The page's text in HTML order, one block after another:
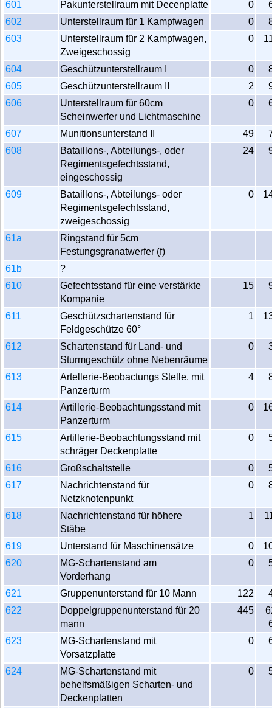
601
Pakunterstellraum mit Decenplatte 0
602
Unterstellraum für 1 Kampfwagen 0
603
Unterstellraum für 2 Kampfwagen,
Zweigeschossig
0
604 Geschützunterstellraum I 0
605
Geschützunterstellraum II 2
606
Unterstellraum für 60cm
Scheinwerfer und Lichtmaschine
0
607 Munitionsunterstand II 49
608
Bataillons-, Abteilungs-, oder
Regimentsgefechtsstand,
eingeschossig
24
609
Bataillons-, Abteilungs- oder
Regimentsgefechtsstand,
zweigeschossig
0
61a
Ringstand für 5cm
Festungsgranatwerfer (f)
61b
?
610
Gefechtsstand für eine verstärkte
Kompanie
15
611
Geschützschartenstand für
Feldgeschütze 60°
1
612
Schartenstand für Land- und
Sturmgeschütz ohne Nebenräume
0
613
Artellerie-Beobactungs Stelle. mit
Panzerturm
4
614
Artillerie-Beobachtungsstand mit
Panzerturm
0
615
Artillerie-Beobachtungsstand mit
schräger Deckenplatte
0
616 Großschaltstelle 0
617
Nachrichtenstand für
Netzknotenpunkt
0
618
Nachrichtenstand für höhere
Stäbe
1
619 Unterstand für Maschinensätze 0
620
MG-Schartenstand am
Vorderhang
0
621 Gruppenunterstand für 10 Mann 122
622
Doppelgruppenunterstand für 20
mann
445
623
MG-Schartenstand mit
Vorsatzplatte
0
624
MG-Schartenstand mit
behelfsmäßigen Scharten- und
Deckenplatten
0